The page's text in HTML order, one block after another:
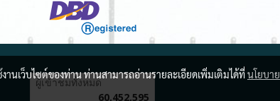
ผู้เข้าชมวันนี้ 6,771
นเว็บไซต์ของท่าน ท่านสามารถอ่านรายละเอียดเพิ่มเติมได้ที่นโยบาย